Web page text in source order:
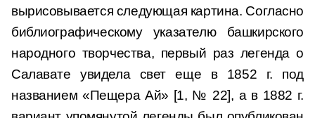
вырисовывается следующая картина. Согласно
библиографическому указателю башкирского
народного творчества, первый раз легенда о
Салавате увидела свет еще в 1852 г. под
названием «Пещера Ай» [1, № 22], а в 1882 г.